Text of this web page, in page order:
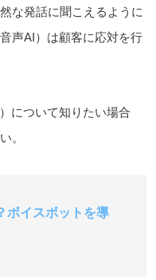
な発話に聞こえるように
声AI）は顧客に応対を行
について知りたい場合
。
ボイスボットを導